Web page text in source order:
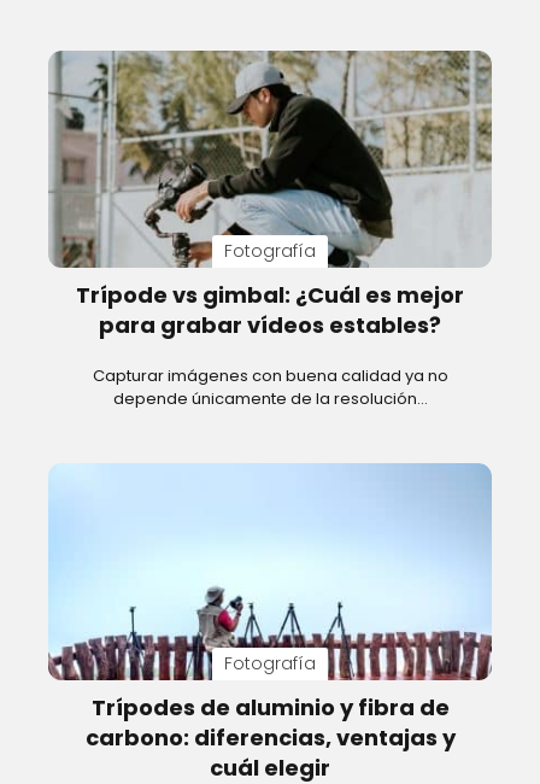
Fotografía
Trípode vs gimbal: ¿Cuál es mejor
para grabar vídeos estables?
Capturar imágenes con buena calidad ya no
depende únicamente de la resolución…
Fotografía
Trípodes de aluminio y fibra de
carbono: diferencias, ventajas y
cuál elegir